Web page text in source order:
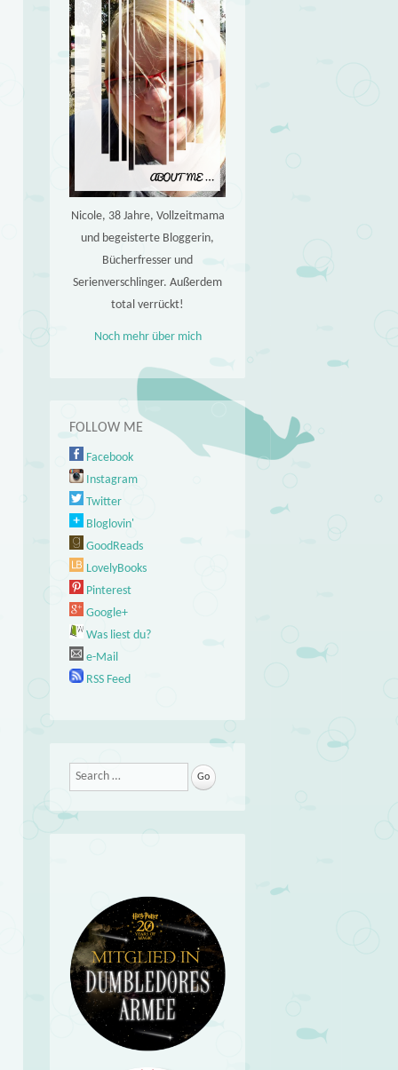
Nicole, 38 Jahre, Vollzeitmama
und begeisterte Bloggerin,
Bücherfresser und
Serienverschlinger. Außerdem
total verrückt!
Noch mehr über mich
FOLLOW ME
Facebook
Instagram
Twitter
Bloglovin'
GoodReads
LovelyBooks
Pinterest
Google+
Was liest du?
e-Mail
RSS Feed
Search